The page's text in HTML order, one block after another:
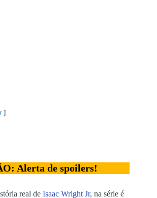
Alerta de spoilers!
real de Isaac Wright Jr, na série é